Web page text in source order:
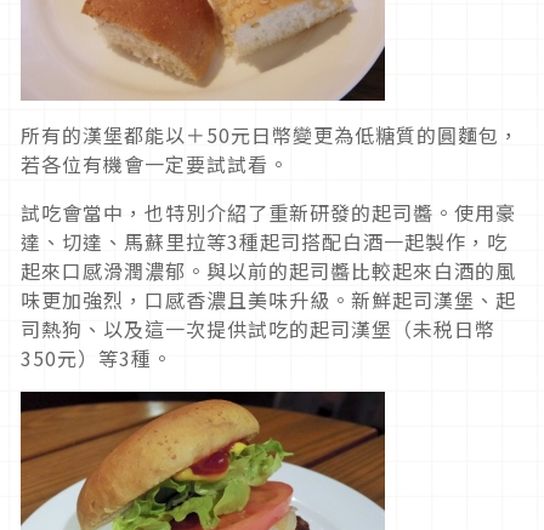
所有的漢堡都能以＋50元日幣變更為低糖質的圓麵包，
若各位有機會一定要試試看。
試吃會當中，也特別介紹了重新研發的起司醬。使用豪
達、切達、馬蘇里拉等3種起司搭配白酒一起製作，吃
起來口感滑潤濃郁。與以前的起司醬比較起來白酒的風
味更加強烈，口感香濃且美味升級。新鮮起司漢堡、起
司熱狗、以及這一次提供試吃的起司漢堡（未税日幣
350元）等3種。